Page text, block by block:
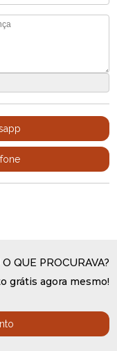
QUE PROCURAVA?
grátis agora mesmo!